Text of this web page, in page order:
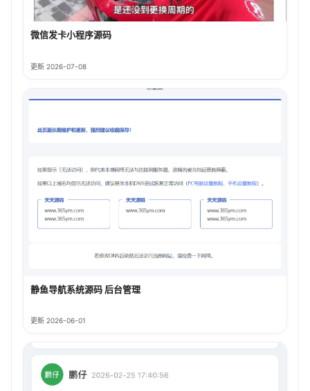
微信发卡小程序源码
更新 2026-07-08
静鱼导航系统源码 后台管理
更新 2026-06-01